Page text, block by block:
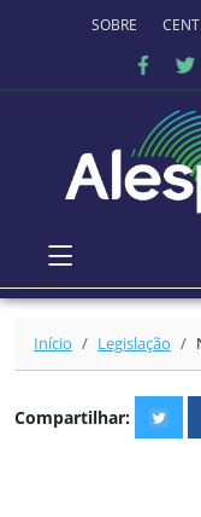
Ir para oSOBRE O
Início Legislação
Compartilhar: